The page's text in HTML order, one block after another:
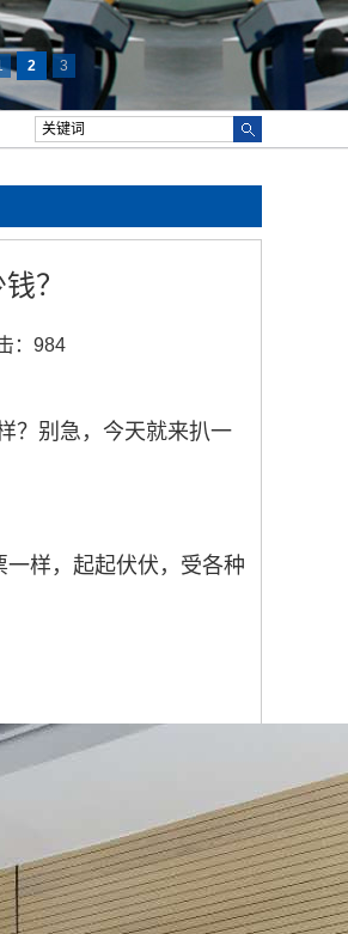
2 3
？
：984
？别急，今天就来扒一
一样，起起伏伏，受各种